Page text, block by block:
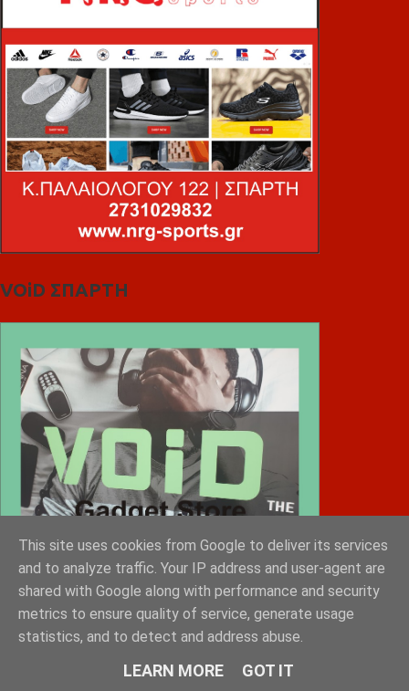
VOiD ΣΠΑΡΤΗ
This site uses cookies from Google to deliver its services
and to analyze traffic. Your IP address and user-agent are
shared with Google along with performance and security
metrics to ensure quality of service, generate usage
statistics, and to detect and address abuse.
LEARN MORE GOT IT